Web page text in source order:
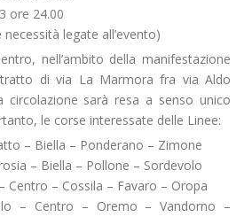
ore 24.00
legate all’evento)
nell’ambito della manifestazione
tratto di via La Marmora fra via Aldo
sarà resa a senso unico
le corse interessate delle Linee:
– Biella – Ponderano – Zimone
– Biella – Pollone – Sordevolo
– Cossila – Favaro – Oropa
– Centro – Oremo – Vandorno –